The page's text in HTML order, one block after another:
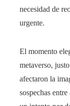
necesidad de
urgente.
El momento
metaverso,
afectaron la
sospechas